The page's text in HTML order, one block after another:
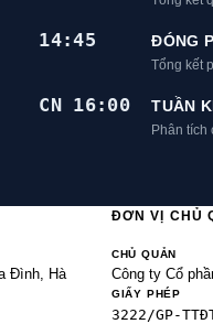
14:45 ĐÓNG
Tổng kết
CN 16:00 TUẦN
Phân tích
Đình, Hà
ĐƠN VỊ CHỦ
CHỦ QUẢN
Công ty Cổ
GIẤY PHÉP
3222/GP-